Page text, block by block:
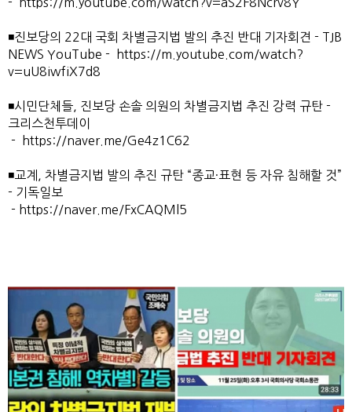
◾️진보당의 22대 국회 차별금지법 발의 추진 반대 기자회견 - TJB
NEWS YouTube -
https://m.youtube.com/watch?
v=uU8iwfiX7d8
◾️시민단체들, 진보당 손솔 의원의 차별금지법 추진 강력 규탄 -
크리스천투데이
-
https://naver.me/Ge4z1C62
◾️교계, 차별금지법 발의 추진 규탄 “종교·표현 등 자유 침해할 것”
- 기독일보
- https://naver.me/FxCAQMl5